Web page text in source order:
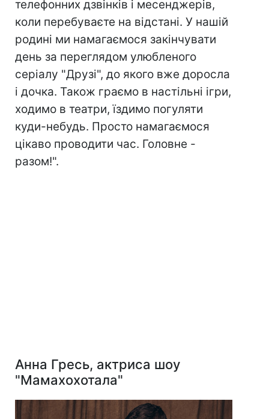
телефонних дзвінків і месенджерів,
коли перебуваєте на відстані. У нашій
родині ми намагаємося закінчувати
день за переглядом улюбленого
серіалу "Друзі", до якого вже доросла
і дочка. Також граємо в настільні ігри,
ходимо в театри, їздимо погуляти
куди-небудь. Просто намагаємося
цікаво проводити час. Головне -
разом!".
Анна Гресь, актриса шоу
"Мамахохотала"